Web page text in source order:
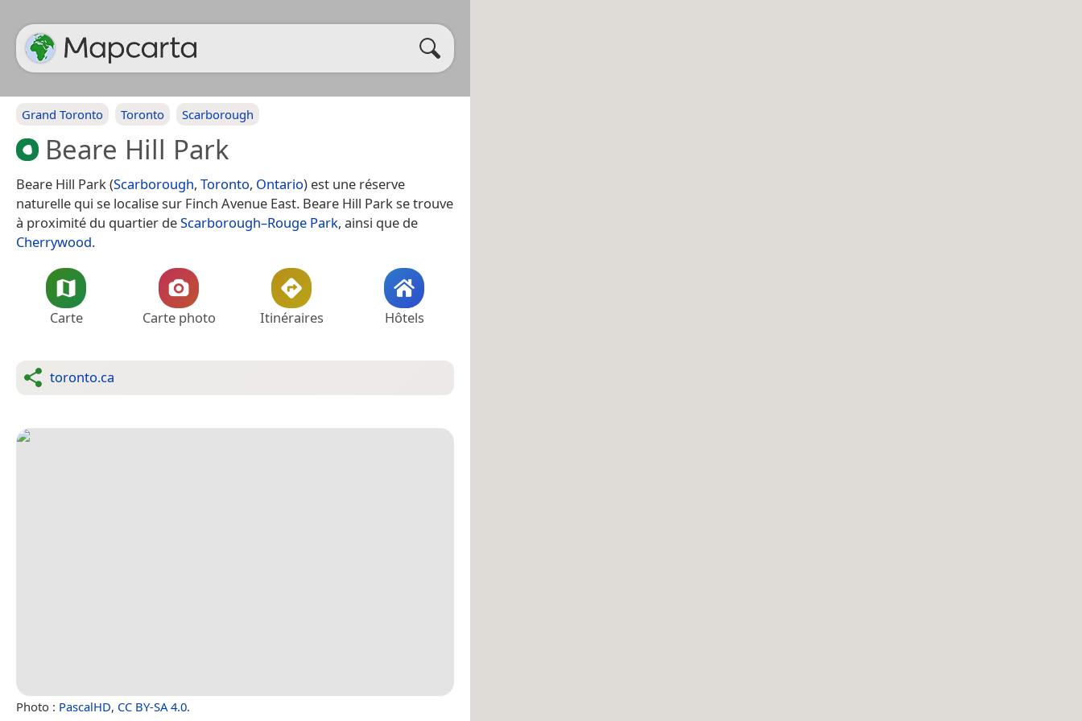
Grand Toronto Toronto Scarborough
Beare Hill Park
Beare Hill Park (Scarborough, Toronto, Ontario) est une réserve
naturelle qui se localise sur Finch Avenue East. Beare Hill Park se trouve
à proximité du quartier deScarborough–Rouge Park, ainsi que de
Cherrywood.
Carte Carte photo Itinéraires Hôtels
toronto.ca
Photo : PascalHD, CC BY-SA 4.0.